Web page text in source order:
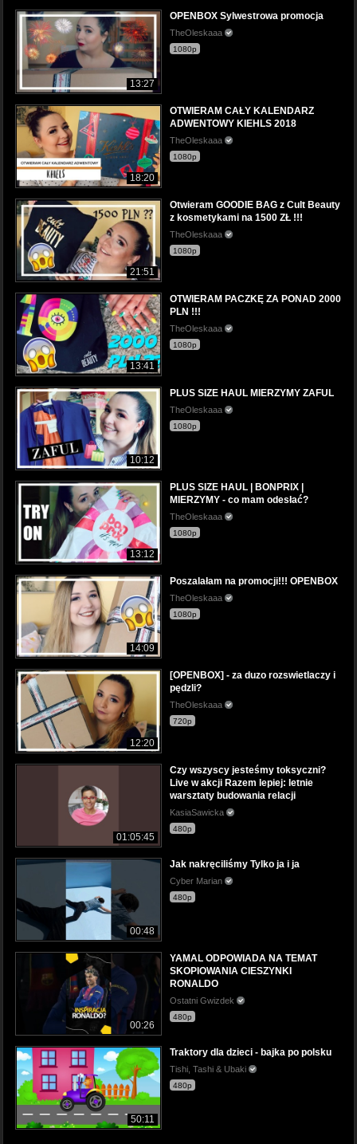
13:27
OPENBOX Sylwestrowa promocja
TheOleskaaa
1080p
18:20
OTWIERAM CAŁY KALENDARZ
ADWENTOWY KIEHLS 2018
TheOleskaaa
1080p
21:51
Otwieram GOODIE BAG z Cult Beauty
z kosmetykami na 1500 ZŁ !!!
TheOleskaaa
1080p
13:41
OTWIERAM PACZKĘ ZA PONAD 2000
PLN !!!
TheOleskaaa
1080p
10:12
PLUS SIZE HAUL MIERZYMY ZAFUL
TheOleskaaa
1080p
13:12
PLUS SIZE HAUL | BONPRIX |
MIERZYMY - co mam odesłać?
TheOleskaaa
1080p
14:09
Poszalałam na promocji!!! OPENBOX
TheOleskaaa
1080p
12:20
[OPENBOX] - za duzo rozswietlaczy i
pędzli?
TheOleskaaa
720p
01:05:45
Czy wszyscy jesteśmy toksyczni?
Live w akcji Razem lepiej: letnie
warsztaty budowania relacji
KasiaSawicka
480p
00:48
Jak nakręciliśmy Tylko ja i ja
Cyber Marian
480p
00:26
YAMAL ODPOWIADA NA TEMAT
SKOPIOWANIA CIESZYNKI
RONALDO
Ostatni Gwizdek
480p
50:11
Traktory dla dzieci - bajka po polsku
Tishi, Tashi & Ubaki
480p